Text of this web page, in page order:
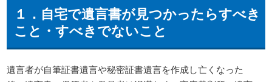
１．自宅で遺言書が見つかったらすべき
こと・すべきでないこと
遺言者が自筆証書遺言や秘密証書遺言を作成し亡くなった